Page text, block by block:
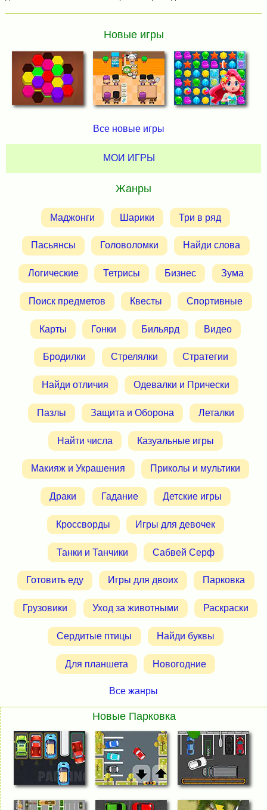
Новые игры
Все новые игры
МОИ ИГРЫ
Жанры
Маджонги Шарики Три в ряд
Пасьянсы Головоломки Найди слова
Логические Тетрисы Бизнес Зума
Поиск предметов Квесты Спортивные
Карты Гонки Бильярд Видео
Бродилки Стрелялки Стратегии
Найди отличия Одевалки и Прически
Пазлы Защита и Оборона Леталки
Найти числа Казуальные игры
Макияж и Украшения Приколы и мультики
Драки Гадание Детские игры
Кроссворды Игры для девочек
Танки и Танчики Сабвей Серф
Готовить еду Игры для двоих Парковка
Грузовики Уход за животными Раскраски
Сердитые птицы Найди буквы
Для планшета Новогодние
Все жанры
Новые Парковка